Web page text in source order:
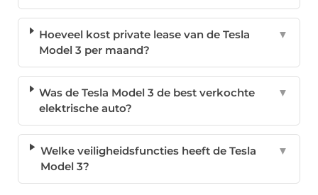
Hoeveel kost private lease van de Tesla
Model 3 per maand?
▼
Was de Tesla Model 3 de best verkochte
elektrische auto?
▼
Welke veiligheidsfuncties heeft de Tesla
Model 3?
▼